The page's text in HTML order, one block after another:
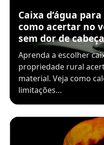
Caixa d’água
como acertar no
sem dor de cabeça
Aprenda a escolher
propriedade rural
material. Veja como
limitações…